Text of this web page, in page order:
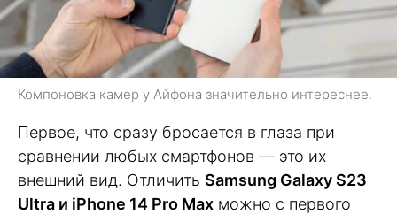
Компоновка камер у Айфона значительно интереснее.
Первое, что сразу бросается в глаза при
сравнении любых смартфонов — это их
внешний вид. Отличить Samsung Galaxy S23
Ultra и iPhone 14 Pro Max можно с первого